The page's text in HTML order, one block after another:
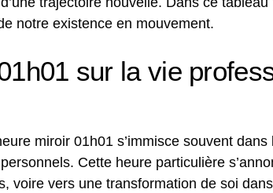
notre existence en mouvement.
sur la vie
miroir 01h01 s’immisce souvent
Cette heure particulière
voire vers une transformation de soi